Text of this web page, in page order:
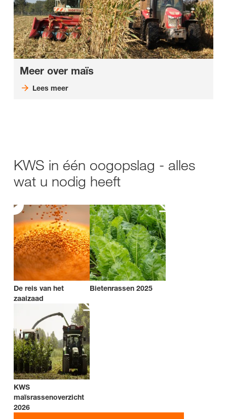
Meer over maïs
Lees meer
KWS in één oogopslag - alles
wat u nodig heeft
De reis van het
zaaizaad
Bietenrassen 2025
KWS
maïsrassenoverzicht
2026